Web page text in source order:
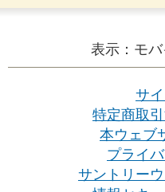
表示： モバ
サ
特定商取
本ウェブ
プライ
サントリー